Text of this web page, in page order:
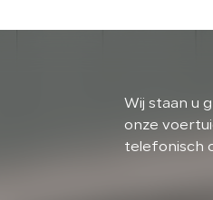
Wij staan u
onze
telefonisch